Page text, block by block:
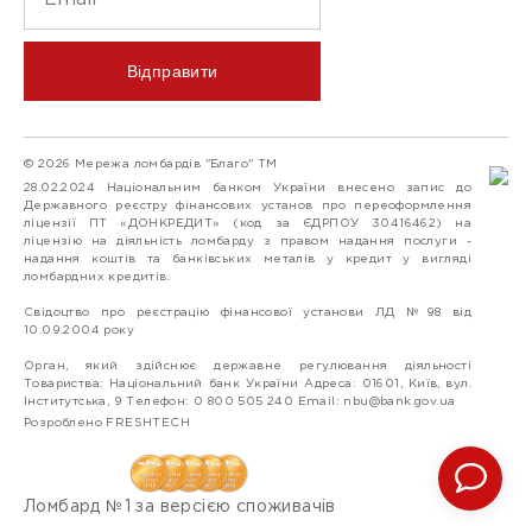
Відправити
© 2026 Мережа ломбардів "Благо" ТМ
28.02.2024 Національним банком України внесено запис до
Державного реєстру фінансових установ про переоформлення
ліцензії ПТ «ДОНКРЕДИТ» (код за ЄДРПОУ 30416462) на
ліцензію на діяльність ломбарду з правом надання послуги -
надання коштів та банківських металів у кредит у вигляді
ломбардних кредитів.
Свідоцтво про реєстрацію фінансової установи ЛД №98 від
10.09.2004 року
Орган, який здійснює державне регулювання діяльності
Товариства: Національний банк України Адреса: 01601, Київ, вул.
Інститутська, 9 Телефон: 0 800 505 240 Email: nbu@bank.gov.ua
Розроблено FRESHTECH
Ломбард №1 за версією споживачів